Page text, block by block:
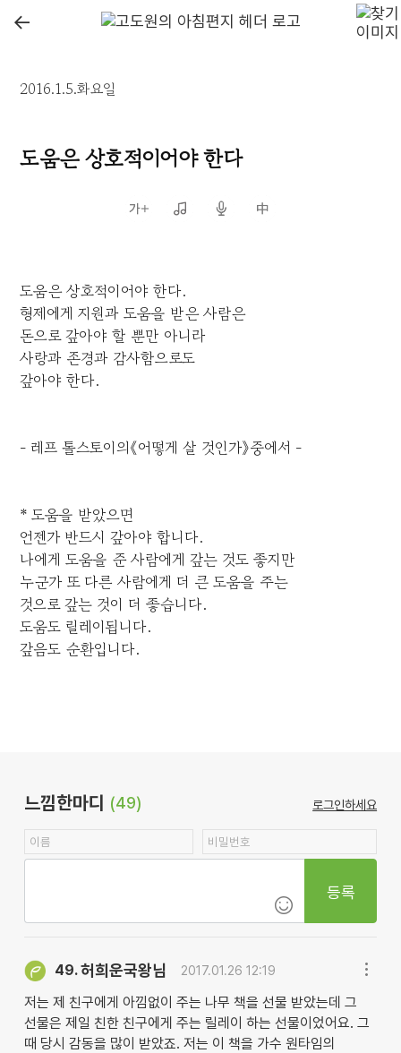
←
2016.1.5.화요일
도움은 상호적이어야 한다
도움은 상호적이어야 한다.
형제에게 지원과 도움을 받은 사람은
돈으로 갚아야 할 뿐만 아니라
사랑과 존경과 감사함으로도
갚아야 한다.
- 레프 톨스토이의《어떻게 살 것인가》중에서 -
* 도움을 받았으면
언젠가 반드시 갚아야 합니다.
나에게 도움을 준 사람에게 갚는 것도 좋지만
누군가 또 다른 사람에게 더 큰 도움을 주는
것으로 갚는 것이 더 좋습니다.
도움도 릴레이됩니다.
갚음도 순환입니다.
느낌한마디 (49) 로그인하세요
등록
49.허희운국왕님 2017.01.26 12:19
저는 제 친구에게 아낌없이 주는 나무 책을 선물 받았는데 그
선물은 제일 친한 친구에게 주는 릴레이 하는 선물이었어요. 그
때 당시 감동을 많이 받았죠. 저는 이 책을 가수 원타임의